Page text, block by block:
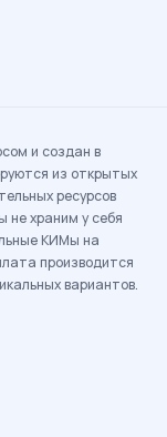
и создан в
из открытых
ресурсов
храним у себя
КИМы на
производится
вариантов.